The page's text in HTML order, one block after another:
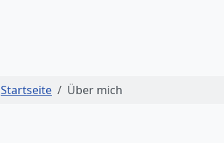
Startseite Über mich